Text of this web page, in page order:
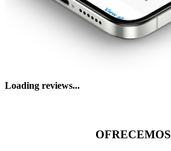
Loading reviews...
OFRECEMOS